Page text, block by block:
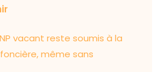
vacant reste soumis à la
même sans